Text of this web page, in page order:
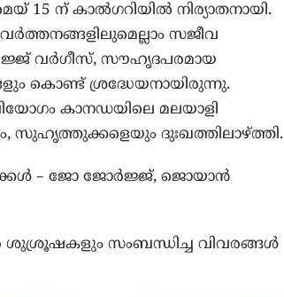
15 ന് കാൽഗറിയിൽ നിര്യാതനായി.
സജീവ
വർഗീസ്, സൗഹൃദപരമായ
കൊണ്ട് ശ്രദ്ധേയനായിരുന്നു.
കാനഡയിലെ മലയാളി
ദുഃഖത്തിലാഴ്ത്തി.
മക്കൾ – ജോ ജോർജ്ജ്, ജൊയാൻ
സംബന്ധിച്ച വിവരങ്ങൾ